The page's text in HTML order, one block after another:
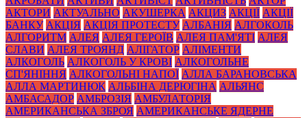
АКТОРИ АКТУАЛЬНО АКУШЕРКА АКЦИЗ АКЦІЇ АКЦІЇ
БАНКУ АКЦІЯ АКЦІЯ ПРОТЕСТУ АЛБАНІЯ АЛГОКОЛЬ
АЛГОРИТМ АЛЕЯ АЛЕЯ ГЕРОЇВ АЛЕЯ ПАМ'ЯТІ АЛЕЯ
СЛАВИ АЛЕЯ ТРОЯНД АЛІГАТОР АЛІМЕНТИ
АЛКОГОЛЬ АЛКОГОЛЬ У КРОВІ АЛКОГОЛЬНЕ
СП'ЯНІННЯ АЛКОГОЛЬНІ НАПОЇ АЛЛА БАРАНОВСЬКА
АЛЛА МАРТИНЮК АЛЬБІНА ДЕРЮГІНА АЛЬЯНС
АМБАСАДОР АМБРОЗІЯ АМБУЛАТОРІЯ
АМЕРИКАНСЬКА ЗБРОЯ АМЕРИКАНСЬКЕ ЯДЕРНЕ